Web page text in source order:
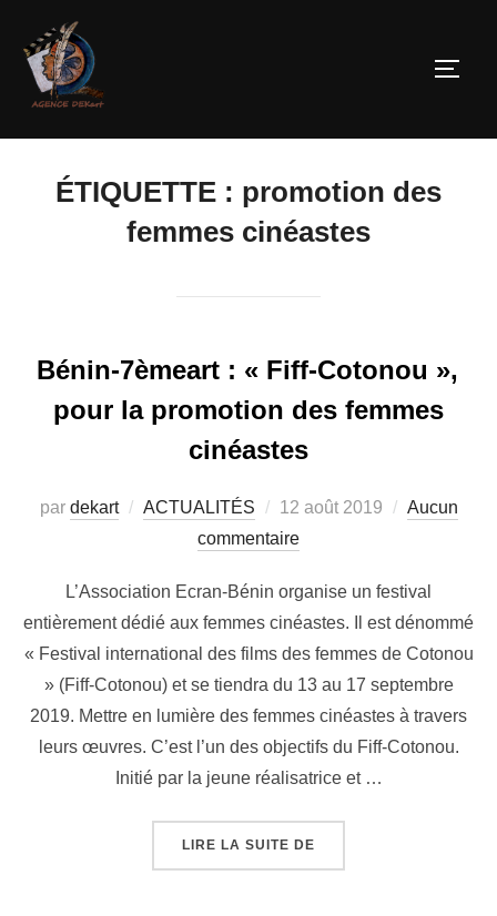
ÉTIQUETTE : promotion des
femmes cinéastes
Bénin-7èmeart : « Fiff-Cotonou »,
pour la promotion des femmes
cinéastes
par dekart ACTUALITÉS 12 août 2019
Aucun
commentaire
L’Association Ecran-Bénin organise un festival
entièrement dédié aux femmes cinéastes. Il est dénommé
« Festival international des films des femmes de Cotonou
» (Fiff-Cotonou) et se tiendra du 13 au 17 septembre
2019. Mettre en lumière des femmes cinéastes à travers
leurs œuvres. C’est l’un des objectifs du Fiff-Cotonou.
Initié par la jeune réalisatrice et …
LIRE LA SUITE DE